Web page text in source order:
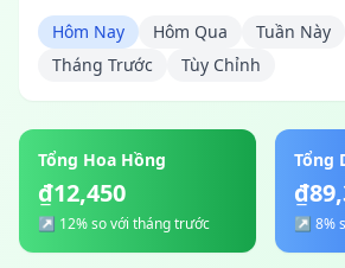
Hôm Nay Hôm Qua Tuần Này
Tháng Trước
Tùy Chỉnh
Tổng Hoa Hồng
₫12,450
↗ 12% so với tháng trước
Tổng
↗ 8%